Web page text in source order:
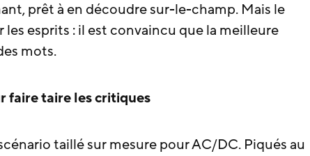
prêt à en découdre sur-le-champ. Mais le
esprits : il est convaincu que la meilleure
mots.
faire taire les critiques
taillé sur mesure pour AC/DC. Piqués au